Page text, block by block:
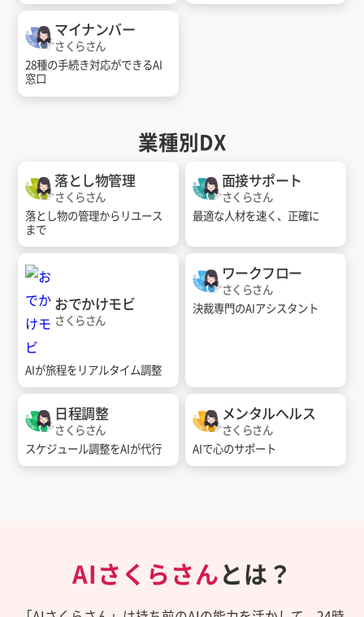
マイナンバー
さくらさん
28種の手続き対応ができるAI
窓口
業種別DX
落とし物管理
さくらさん
落とし物の管理からリユース
まで
面接サポート
さくらさん
最適な人材を速く、正確に
おでかけモビ
さくらさん
AIが旅程をリアルタイム調整
ワークフロー
さくらさん
決裁専門のAIアシスタント
日程調整
さくらさん
スケジュール調整をAIが代行
メンタルヘルス
さくらさん
AIで心のサポート
AIさくらさんとは？